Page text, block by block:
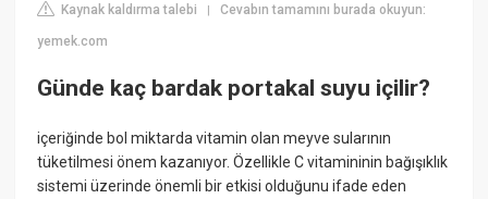
Kaynak kaldırma talebi |Cevabın tamamını burada okuyun:
yemek.com
Günde kaç bardak portakal suyu içilir?
içeriğinde bol miktarda vitamin olan meyve sularının
tüketilmesi önem kazanıyor. Özellikle C vitamininin bağışıklık
sistemi üzerinde önemli bir etkisi olduğunu ifade eden